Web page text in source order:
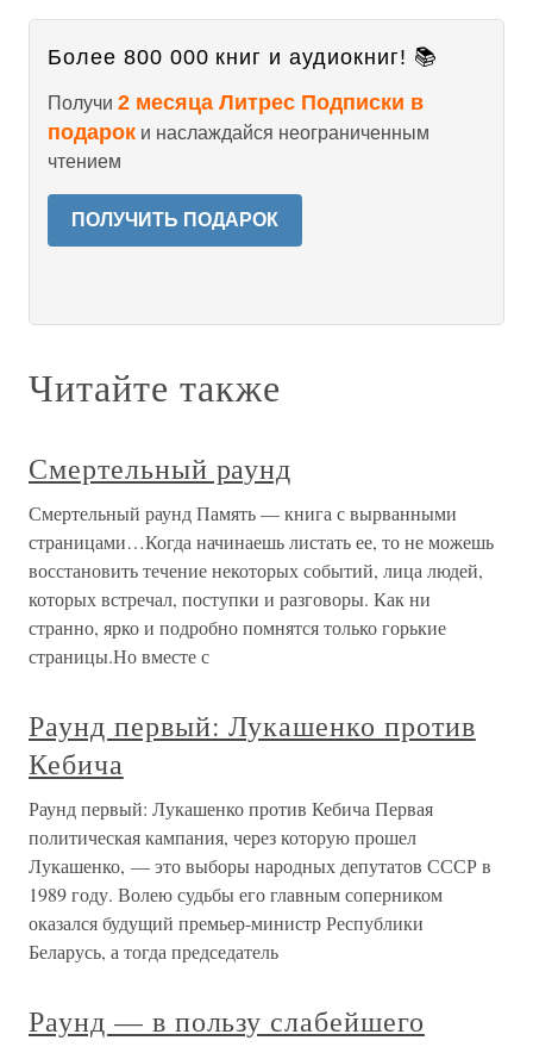
Более 800 000 книг и аудиокниг! 📚
Получи 2 месяца Литрес Подписки в
подарок и наслаждайся неограниченным
чтением
ПОЛУЧИТЬ ПОДАРОК
Читайте также
Смертельный раунд
Смертельный раунд Память — книга с вырванными
страницами…Когда начинаешь листать ее, то не можешь
восстановить течение некоторых событий, лица людей,
которых встречал, поступки и разговоры. Как ни
странно, ярко и подробно помнятся только горькие
страницы.Но вместе с
Раунд первый: Лукашенко против
Кебича
Раунд первый: Лукашенко против Кебича Первая
политическая кампания, через которую прошел
Лукашенко, — это выборы народных депутатов СССР в
1989 году. Волею судьбы его главным соперником
оказался будущий премьер-министр Республики
Беларусь, а тогда председатель
Раунд — в пользу слабейшего